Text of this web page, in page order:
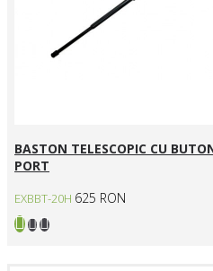
BASTON TELESCOPIC CU
PORT
EXBBT-20H 625 RON